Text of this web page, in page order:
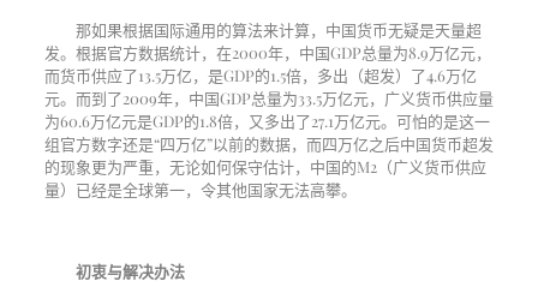
那如果根据国际通用的算法来计算，中国货币无疑是天量超
发。根据官方数据统计，在2000年，中国GDP总量为8.9万亿元，
而货币供应了13.5万亿，是GDP的1.5倍，多出（超发）了4.6万亿
元。而到了2009年，中国GDP总量为33.5万亿元，广义货币供应量
为60.6万亿元是GDP的1.8倍，又多出了27.1万亿元。可怕的是这一
组官方数字还是“四万亿”以前的数据，而四万亿之后中国货币超发
的现象更为严重，无论如何保守估计，中国的M2（广义货币供应
量）已经是全球第一，令其他国家无法高攀。
初衷与解决办法